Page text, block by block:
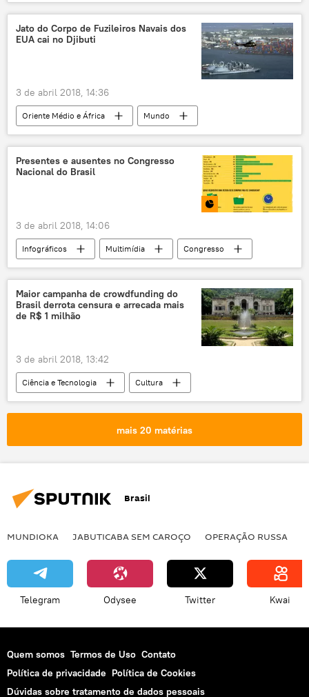
Henrique Meirelles
Michel Alaby
Câmara de Comércio Árabe-Brasileira
competitividade
Notícias do Brasil
Jato do Corpo de Fuzileiros Navais dos
EUA cai no Djibuti
3 de abril 2018, 14:36
Oriente Médio e África
Mundo
Notícias
África
Djibuti
China
Camp Lemonnier
Fox News
AV-8B Harrier
Presentes e ausentes no Congresso
Nacional do Brasil
3 de abril 2018, 14:06
Infográficos Multimídia
Congresso
deputados
senadores
Notícias do Brasil
Maior campanha de crowdfunding do
Brasil derrota censura e arrecada mais
de R$ 1 milhão
3 de abril 2018, 13:42
Ciência e Tecnologia
Cultura
Notícias do Brasil
Notícias
mais 20 matérias
Brasil
MUNDIOKA JABUTICABA SEM CAROÇO OPERAÇÃO RUSSA
Telegram Odysee Twitter Kwai
Quem somos Termos de Uso Contato
Política de privacidade Política de Cookies
Dúvidas sobre tratamento de dados pessoais